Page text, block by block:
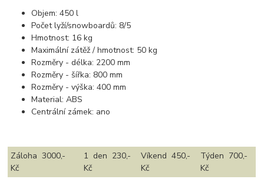
Objem: 450 l
Počet lyží/snowboardů: 8/5
Hmotnost: 16 kg
Maximální zátěž / hmotnost: 50 kg
Rozměry - délka: 2200 mm
Rozměry - šířka: 800 mm
Rozměry - výška: 400 mm
Material: ABS
Centrální zámek: ano
Záloha 3000,-
Kč
1 den 230,-
Kč
Víkend 450,-
Kč
Týden 700,-
Kč